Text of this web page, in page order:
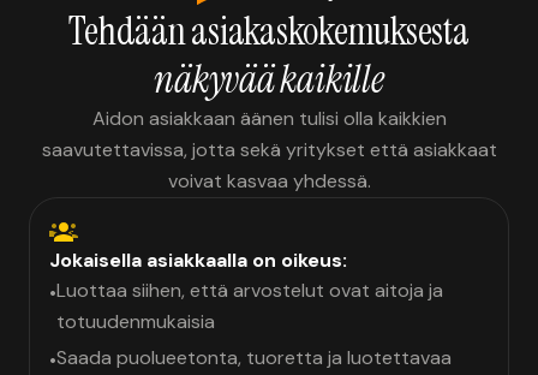
Tehdään asiakaskokemuksesta
näkyvää kaikille
Aidon asiakkaan äänen tulisi olla kaikkien
saavutettavissa, jotta sekä yritykset että asiakkaat
voivat kasvaa yhdessä.
Jokaisella asiakkaalla on oikeus:
•Luottaa siihen, että arvostelut ovat aitoja ja
totuudenmukaisia
•Saada puolueetonta, tuoretta ja luotettavaa